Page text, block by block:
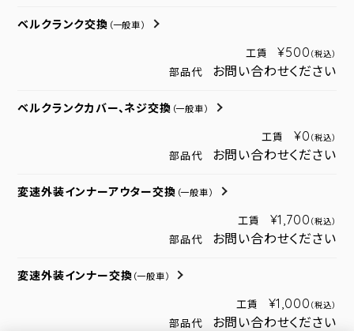
ベルクランク交換 （一般車）
工賃 ¥500 （税込）
部品代 お問い合わせください
ベルクランクカバー、ネジ交換 （一般車）
工賃 ¥0 （税込）
部品代 お問い合わせください
変速外装インナーアウター交換 （一般車）
工賃 ¥1,700 （税込）
部品代 お問い合わせください
変速外装インナー交換 （一般車）
工賃 ¥1,000 （税込）
部品代 お問い合わせください